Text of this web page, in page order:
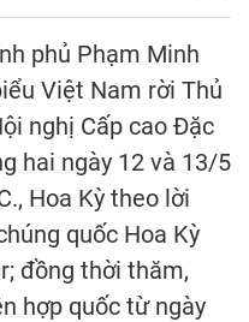
phủ Phạm Minh
Việt Nam rời Thủ
nghị Cấp cao Đặc
hai ngày 12 và 13/5
Hoa Kỳ theo lời
quốc Hoa Kỳ
đồng thời thăm,
hợp quốc từ ngày